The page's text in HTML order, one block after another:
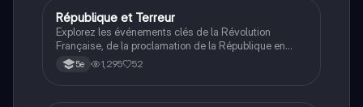
comme Louis XVI et Napoléon Bonaparte. Type:
résumé historique.
Histoire
République et Terreur
Explorez les événements clés de la Révolution
Française, de la proclamation de la République en
1792 à la période de la Terreur sous Robespierre. Ce
résumé aborde les luttes internes, la levée en masse,
5e 1,295 52